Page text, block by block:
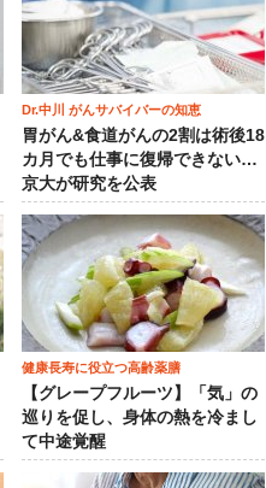
Dr.中川 がんサバイバーの知恵
胃がん&食道がんの2割は術後18
カ月でも仕事に復帰できない…
京大が研究を公表
健康長寿に役立つ高齢薬膳
【グレープフルーツ】「気」の
巡りを促し、身体の熱を冷まし
て中途覚醒